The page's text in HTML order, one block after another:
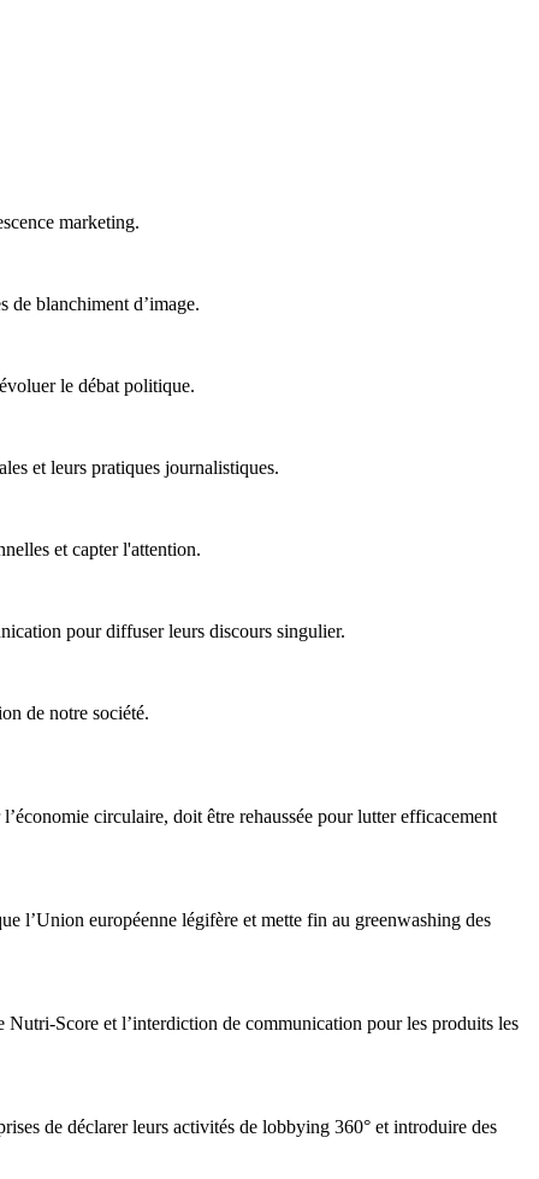
marketing.
de blanchiment d’image.
le débat politique.
et leurs pratiques journalistiques.
et capter l'attention.
pour diffuser leurs discours singulier.
de notre société.
circulaire, doit être rehaussée pour lutter efficacement
l’Union européenne légifère et mette fin au greenwashing des
Score et l’interdiction de communication pour les produits les
de déclarer leurs activités de lobbying 360° et introduire des